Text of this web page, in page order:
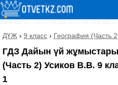
ДҮЖ › 9 класс › География (Часть
ГДЗ Дайын үй
(Часть 2) Усиков В.В. 9
1